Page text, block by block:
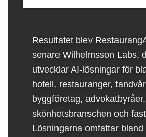
Resultatet blev
senare Wilhelmsson Labs,
utvecklar AI-lösningar för
hotell, restauranger,
byggföretag, advokatbyråer,
skönhetsbranschen och
Lösningarna omfattar bland